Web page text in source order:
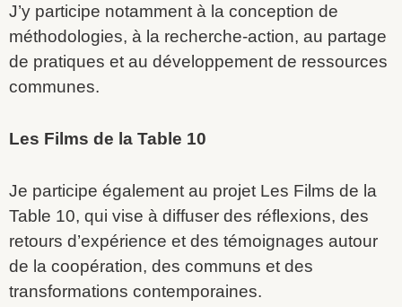
J’y participe notamment à la conception de
méthodologies, à la recherche-action, au partage
de pratiques et au développement de ressources
communes.
Les Films de la Table 10
Je participe également au projet Les Films de la
Table 10, qui vise à diffuser des réflexions, des
retours d’expérience et des témoignages autour
de la coopération, des communs et des
transformations contemporaines.